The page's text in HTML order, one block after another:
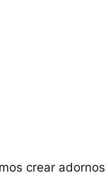
crear